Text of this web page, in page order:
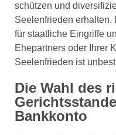
schützen und
Seelenfrieden erhalten.
für staatliche Eingriffe
Ehepartners oder Ihrer
Seelenfrieden ist
Die Wahl des
Bankkonto